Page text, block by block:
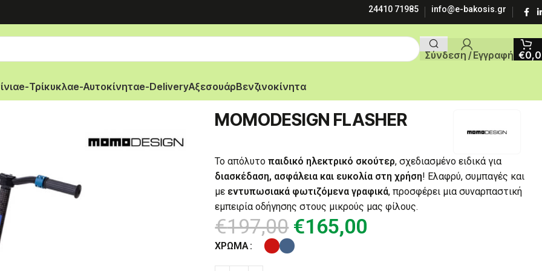
24410 71985 info@e-bakosis.gr
Σύνδεση / Εγγραφή €
e-Τρίκυκλαe-Αυτοκίνηταe-DeliveryΑξεσουάρΒενζινοκίνητα
MOMODESIGN FLASHER
Το απόλυτοπαιδικό ηλεκτρικό σκούτερ, σχεδιασμένο ειδικά για
διασκέδαση, ασφάλεια και ευκολία στη χρήση! Ελαφρύ, συμπαγές και
με εντυπωσιακά φωτιζόμενα γραφικά, προσφέρει μια συναρπαστική
εμπειρία οδήγησης στους μικρούς μας φίλους.
€197,00 €165,00
ΧΡΏΜΑ